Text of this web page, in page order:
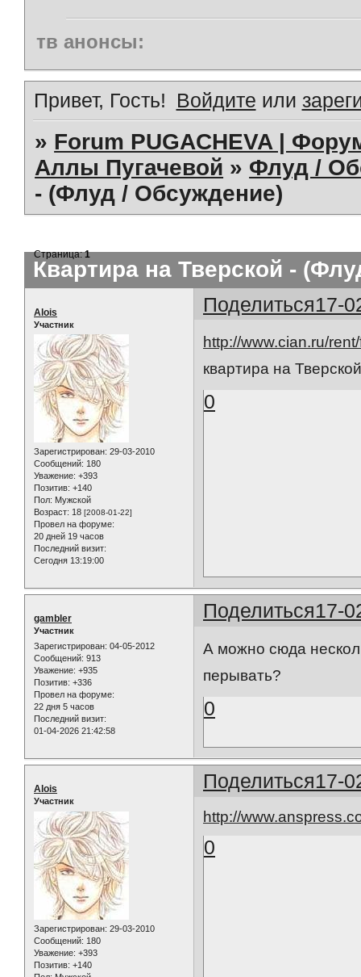
тв анонсы:
Привет, Гость! Войдите или
» Forum PUGACHEVA |
Аллы Пугачевой » Флуд /
- (Флуд / Обсуждение)
Квартира на Тверской -
Страница:1
Поделиться17-
Alois
Участник
Зарегистрирован: 29-03-2010
Сообщений: 180
Уважение: +393
Позитив: +140
Пол: Мужской
Возраст: 18 [2008-01-22]
Провел на форуме:
20 дней 19 часов
Последний визит:
Сегодня 13:19:00
http://www.cian.ru/
квартира на
0
Поделиться17-
gambler
Участник
Зарегистрирован: 04-05-2012
Сообщений: 913
Уважение: +935
Позитив: +336
Провел на форуме:
22 дня 5 часов
Последний визит:
01-04-2026 21:42:58
А можно сюда
перывать?
0
Поделиться17-
Alois
Участник
Зарегистрирован: 29-03-2010
Сообщений: 180
Уважение: +393
Позитив: +140
http://
0